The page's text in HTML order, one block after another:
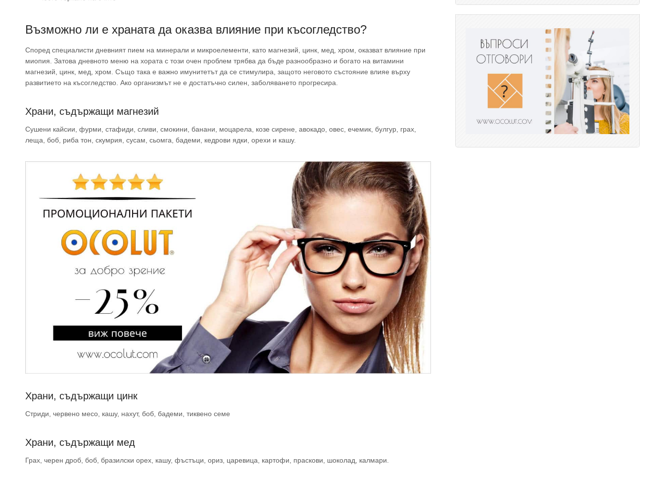
Възможно ли е храната да оказва влияние при късогледство?
Според специалисти дневният пием на минерали и микроелементи, като магнезий, цинк, мед, хром, оказват влияние при
миопия. Затова дневното меню на хората с този очен проблем трябва да бъде разнообразно и богато на витамини
магнезий, цинк, мед, хром. Също така е важно имунитетът да се стимулира, защото неговото състояние влияе върху
развитието на късогледство. Ако организмът не е достатъчно силен, заболяването прогресира.
Храни, съдържащи магнезий
Сушени кайсии, фурми, стафиди, сливи, смокини, банани, моцарела, козе сирене, авокадо, овес, ечемик, булгур, грах,
леща, боб, риба тон, скумрия, сусам, сьомга, бадеми, кедрови ядки, орехи и кашу.
Храни, съдържащи цинк
Стриди, червено месо, кашу, нахут, боб, бадеми, тиквено семе
Храни, съдържащи мед
Грах, черен дроб, боб, бразилски орех, кашу, фъстъци, ориз, царевица, картофи, праскови, шоколад, калмари.